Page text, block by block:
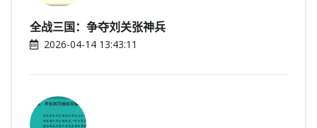
全战三国：争夺刘关张神兵
2026-04-14 13:43:11